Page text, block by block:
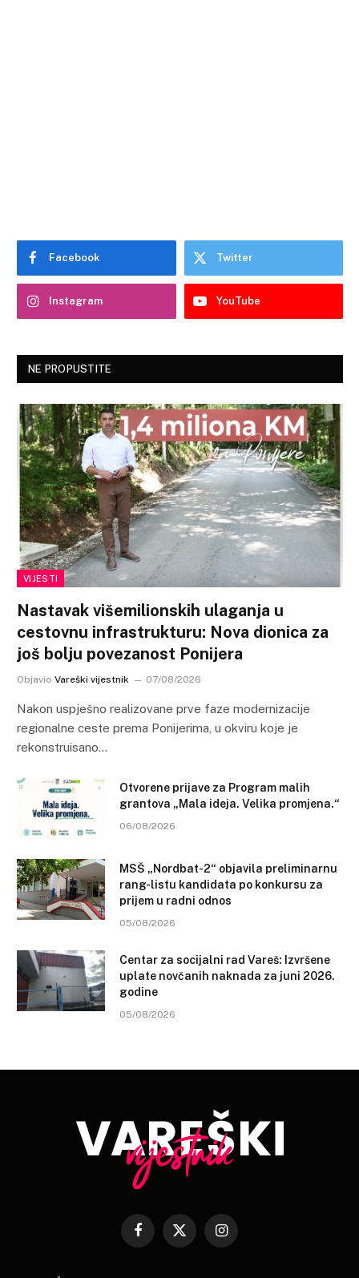
Facebook Twitter
Instagram YouTube
NE PROPUSTITE
VIJESTI
Nastavak višemilionskih ulaganja u
cestovnu infrastrukturu: Nova dionica za
još bolju povezanost Ponijera
Objavio Vareški vijestnik 07/08/2026
Nakon uspješno realizovane prve faze modernizacije
regionalne ceste prema Ponijerima, u okviru koje je
rekonstruisano…
Otvorene prijave za Program malih
grantova „Mala ideja. Velika promjena.“
06/08/2026
MSŠ „Nordbat-2“ objavila preliminarnu
rang-listu kandidata po konkursu za
prijem u radni odnos
05/08/2026
Centar za socijalni rad Vareš: Izvršene
uplate novčanih naknada za juni 2026.
godine
05/08/2026
Facebook
X
Instagram